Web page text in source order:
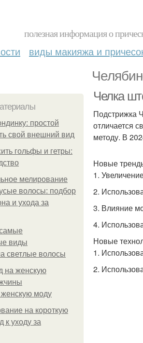
полезная информация о
виды макияжа и
простой
свой внешний вид
гольфы и гетры:
мелирование
волосы: подбор
и ухода за
виды
светлые волосы
на женскую
моду
на короткую
к уходу за
Челка
Подстрижка
отличается
методу. В
Новые
1.
2.
3. Влияние
4.
Новые
1.
2.